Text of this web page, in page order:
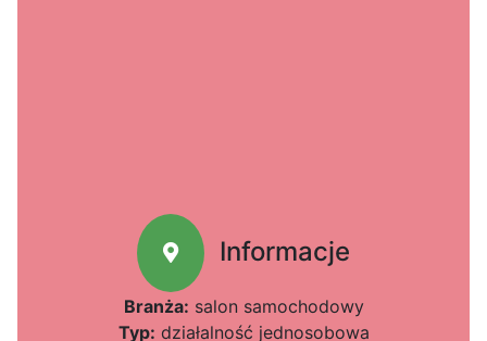
Informacje
Branża: salon samochodowy
Typ: działalność jednosobowa